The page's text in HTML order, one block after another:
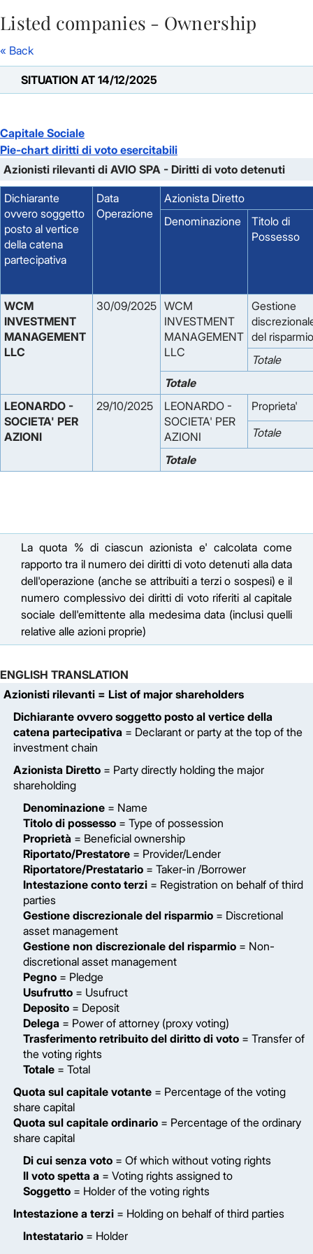
Skip to Main Content
Listed companies - Ownership
« Back
SITUATION AT 14/12/2025
Capitale Sociale
Pie-chart diritti di voto esercitabili
Azionisti rilevanti di AVIO SPA - Diritti di voto detenuti
Dichiarante
ovvero soggetto
posto al vertice
della catena
partecipativa
Data
Operazione
Azionista Diretto
Denominazione
Titolo di
Possesso
WCM
INVESTMENT
MANAGEMENT
LLC
30/09/2025 WCM
INVESTMENT
MANAGEMENT
LLC
Gestione
del risparmio
Totale
Totale
LEONARDO -
SOCIETA' PER
AZIONI
29/10/2025
LEONARDO -
SOCIETA' PER
AZIONI
Proprieta'
Totale
Totale
La quota % di ciascun azionista e' calcolata come
rapporto tra il numero dei diritti di voto detenuti alla data
dell'operazione (anche se attribuiti a terzi o sospesi) e il
numero complessivo dei diritti di voto riferiti al capitale
sociale dell'emittente alla medesima data (inclusi quelli
relative alle azioni proprie)
ENGLISH TRANSLATION
Azionisti rilevanti = List of major shareholders
Dichiarante ovvero soggetto posto al vertice della
catena partecipativa = Declarant or party at the top of the
investment chain
Azionista Diretto = Party directly holding the major
shareholding
Denominazione = Name
Titolo di possesso = Type of possession
Proprietà = Beneficial ownership
Riportato/Prestatore = Provider/Lender
Riportatore/Prestatario = Taker-in /Borrower
Intestazione conto terzi = Registration on behalf of third
parties
Gestione discrezionale del risparmio = Discretional
asset management
Gestione non discrezionale del risparmio = Non-
discretional asset management
Pegno = Pledge
Usufrutto = Usufruct
Deposito = Deposit
Delega = Power of attorney (proxy voting)
Trasferimento retribuito del diritto di voto = Transfer of
the voting rights
Totale = Total
Quota sul capitale votante = Percentage of the voting
share capital
Quota sul capitale ordinario = Percentage of the ordinary
share capital
Di cui senza voto = Of which without voting rights
Il voto spetta a = Voting rights assigned to
Soggetto = Holder of the voting rights
Intestazione a terzi = Holding on behalf of third parties
Intestatario = Holder